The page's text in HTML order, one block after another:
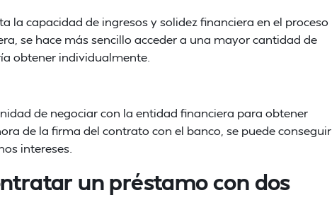
la capacidad de ingresos y solidez financiera en el proceso
se hace más sencillo acceder a una mayor cantidad de
obtener individualmente.
de negociar con la entidad financiera para obtener
de la firma del contrato con el banco, se puede conseguir
intereses.
un préstamo con dos